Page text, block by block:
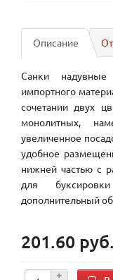
Описание
Санки
импортного
сочетании двух
монолитных,
увеличенное
удобное
нижней частью с
для
дополнительный
201.60 руб.